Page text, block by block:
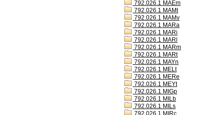
792.026.1 MAEm
792.026.1 MAMt
792.026.1 MAMv
792.026.1 MARa
792.026.1 MARi
792.026.1 MARl
792.026.1 MARm
792.026.1 MARt
792.026.1 MAYn
792.026.1 MELt
792.026.1 MERe
792.026.1 MEYt
792.026.1 MIGp
792.026.1 MILb
792.026.1 MILs
792.026.1 MIRc